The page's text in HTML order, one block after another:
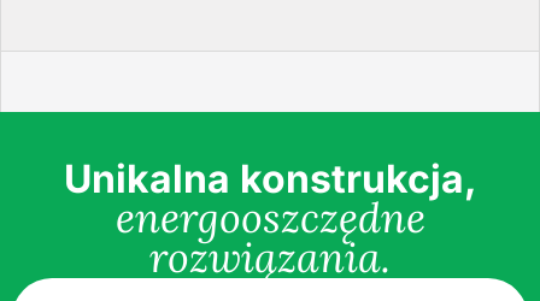
Unikalna konstrukcja,
energooszczędne
rozwiązania.